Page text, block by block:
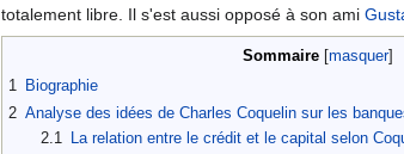
totalement libre. Il s'est aussi opposé à son ami
Sommaire
1 Biographie
2 Analyse des idées de Charles Coquelin sur les
2.1
La relation entre le crédit et le capital selon